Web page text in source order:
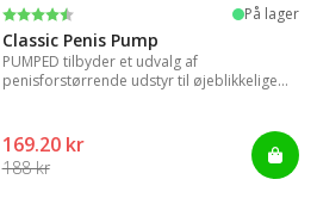
Vurdering:
4.3 ud af 5 stjerner På lager
Classic Penis Pump
PUMPED tilbyder et udvalg af
penisforstørrende udstyr til øjeblikkelige
169.20 kr
188 kr